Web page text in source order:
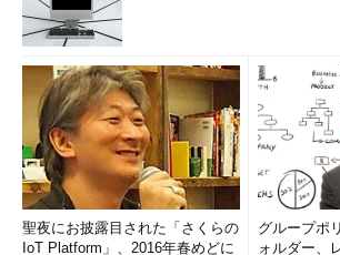
聖夜にお披露目された「さくらの
IoT Platform」、2016年春めどに
グループポ
ォルダー、